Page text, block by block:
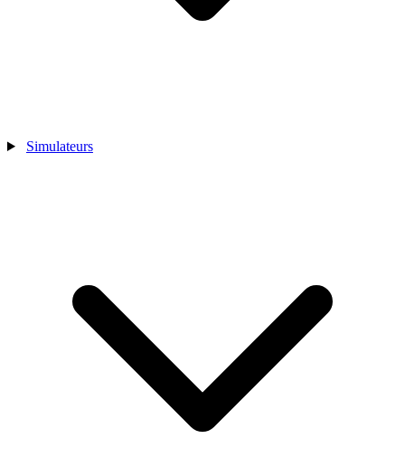
Simulateurs